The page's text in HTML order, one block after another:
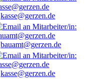
kasse@gerzen.de
bauamt@gerzen.de
kasse@gerzen.de